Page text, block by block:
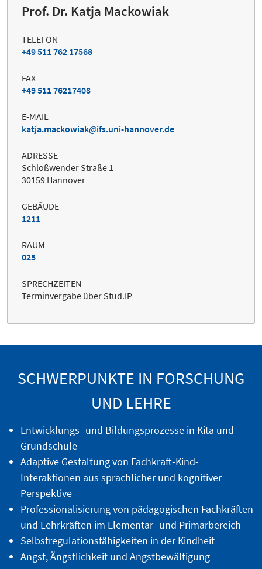
Prof. Dr. Katja Mackowiak
TELEFON
+49 511 762 17568
FAX
+49 511 76217408
E-MAIL
katja.mackowiak
ifs.uni-hannover.de
ADRESSE
Schloßwender Straße 1
30159 Hannover
GEBÄUDE
1211
RAUM
025
SPRECHZEITEN
Terminvergabe über Stud.IP
SCHWERPUNKTE IN FORSCHUNG
UND LEHRE
Entwicklungs- und Bildungsprozesse in Kita und
Grundschule
Adaptive Gestaltung von Fachkraft-Kind-
Interaktionen aus sprachlicher und kognitiver
Perspektive
Professionalisierung von pädagogischen Fachkräften
und Lehrkräften im Elementar- und Primarbereich
Selbstregulationsfähigkeiten in der Kindheit
Angst, Ängstlichkeit und Angstbewältigung